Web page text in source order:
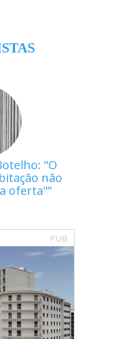
"O
não
oferta"
PUB